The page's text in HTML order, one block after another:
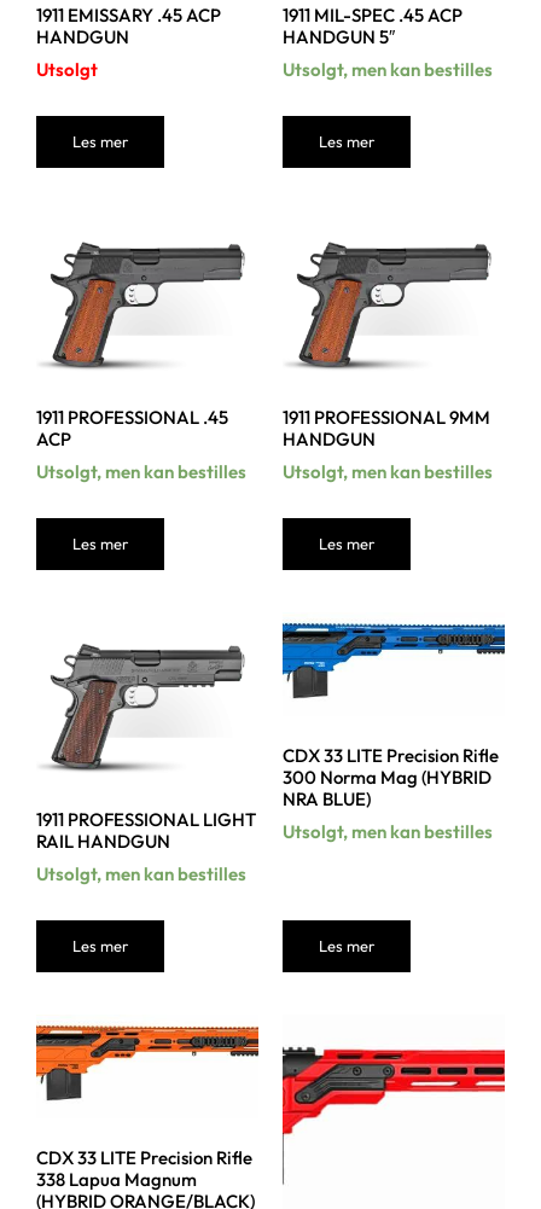
1911 EMISSARY .45 ACP
HANDGUN
Utsolgt
Les mer
1911 MIL-SPEC .45 ACP
HANDGUN 5″
Utsolgt, men kan bestilles
Les mer
1911 PROFESSIONAL .45
ACP
Utsolgt, men kan bestilles
Les mer
1911 PROFESSIONAL 9MM
HANDGUN
Utsolgt, men kan bestilles
Les mer
1911 PROFESSIONAL LIGHT
RAIL HANDGUN
Utsolgt, men kan bestilles
Les mer
CDX 33 LITE Precision Rifle
300 Norma Mag (HYBRID
NRA BLUE)
Utsolgt, men kan bestilles
Les mer
CDX 33 LITE Precision Rifle
338 Lapua Magnum
(HYBRID ORANGE/BLACK)